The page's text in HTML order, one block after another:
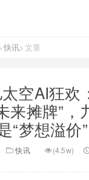
快讯>文章
空AI狂欢
来摊牌”，
“梦想溢价”
快讯 (4.5w)